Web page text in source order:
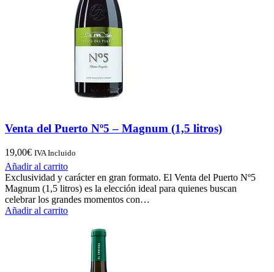
Venta del Puerto Nº5 – Magnum (1,5 litros)
19,00€ IVA Incluido
Añadir al carrito
Exclusividad y carácter en gran formato. El Venta del Puerto Nº5
Magnum (1,5 litros) es la elección ideal para quienes buscan
celebrar los grandes momentos con…
Añadir al carrito